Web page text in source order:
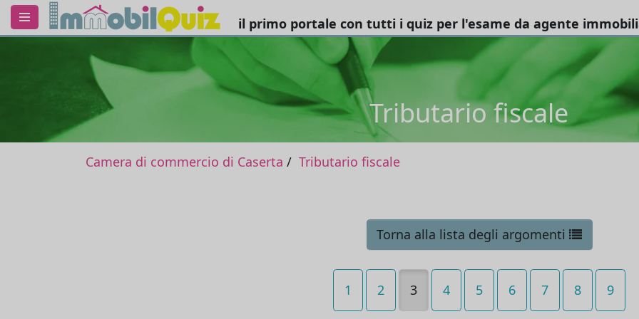
il primo portale con tutti i quiz per l'esame da agente
Tributario fiscale
Camera di commercio di Caserta Tributario fiscale
Torna alla lista degli argomenti
1 2 3 4 5 6 7 8 9